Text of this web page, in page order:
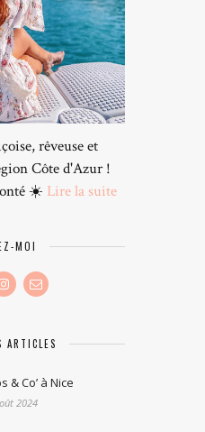
rêveuse et
Côte d'Azur !
☀️ Lire la suite
MOI
ARTICLES
& Co’ à Nice
2024